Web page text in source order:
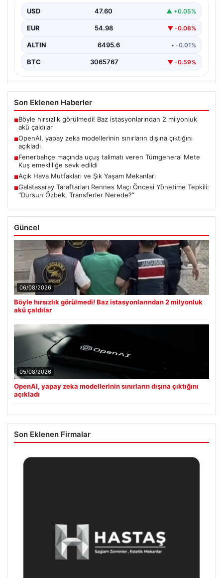
USD 47.60 ▲ +0.05%
EUR 54.98 ▼ -0.08%
ALTIN 6495.6 • -0.01%
BTC 3065767 ▼ -0.59%
Son Eklenen Haberler
■Böyle hırsızlık görülmedi! Baz istasyonlarından 2 milyonluk
akü çaldılar
■OpenAI, yapay zeka modellerinin sınırların dışına çıktığını
açıkladı
■Fenerbahçe maçında uçuş talimatı veren Tümgeneral Mete
Kuş emekliliğe sevk edildi
■Açık Hava Mutfakları ve Şık Yaşam Mekanları
■Galatasaray Taraftarları Rennes Maçı Öncesi Yönetime Tepkili:
“Dursun Özbek, Transferler Nerede?”
Güncel
06/08/2026
Böyle hırsızlık görülmedi! Baz istasyonlarından 2 milyonluk
akü çaldılar
05/08/2026
OpenAI, yapay zeka modellerinin sınırların dışına çıktığını
açıkladı
Son Eklenen Firmalar